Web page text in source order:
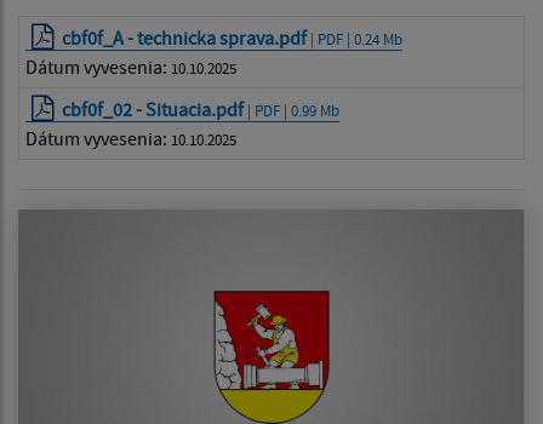
cbf0f_A - technicka sprava.pdf | PDF | 0.24 Mb
Dátum vyvesenia: 10.10.2025
cbf0f_02 - Situacia.pdf | PDF | 0.99 Mb
Dátum vyvesenia: 10.10.2025